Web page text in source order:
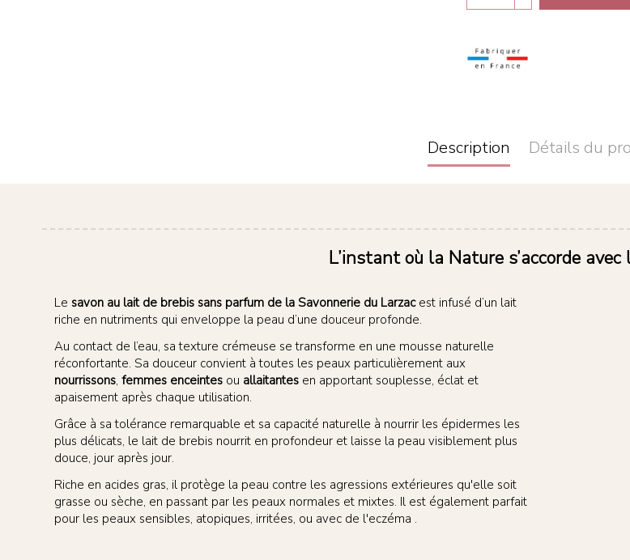
Description Détails du
L’instant où la Nature s’accorde
Le savon au lait de brebis sans parfum de la Savonnerie du Larzacest infusé d’un lait
riche en nutriments qui enveloppe la peau d’une douceur profonde.
Au contact de l’eau, sa texture crémeuse se transforme en une mousse naturelle
réconfortante. Sa douceur convient à toutes les peaux particulièrement aux
nourrissons, femmes enceintes ou allaitantes en apportant souplesse, éclat et
apaisement après chaque utilisation.
Grâce à sa tolérance remarquable et sa capacité naturelle à nourrir les épidermes les
plus délicats, le lait de brebis nourrit en profondeur et laisse la peau visiblement plus
douce, jour après jour.
Riche en acides gras, il protège la peau contre les agressions extérieures qu'elle soit
grasse ou sèche, en passant par les peaux normales et mixtes. Il est également parfait
pour les peaux sensibles, atopiques, irritées, ou avec de l'eczéma .